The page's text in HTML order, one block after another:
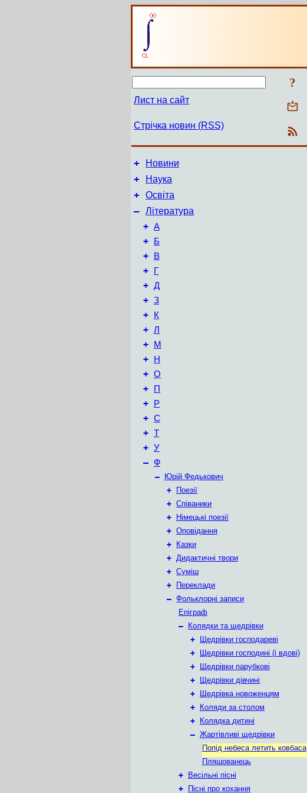
?
Лист на сайт
Стрічка новин (RSS)
+ Новини
+ Наука
+ Освіта
– Література
+ А
+ Б
+ В
+ Г
+ Д
+ З
+ К
+ Л
+ М
+ Н
+ О
+ П
+ Р
+ С
+ Т
+ У
– Ф
–
Юрій Федькович
+
Поезії
+ Співаники
+
Німецькі поезії
+ Оповідання
+
Казки
+ Дидактичні твори
+ Суміш
+
Переклади
– Фольклорні записи
Епіграф
–
Колядки та щедрівки
+
Щедрівки господареві
+
Щедрівки господині (і вдові)
+
Щедрівки парубкові
+
Щедрівки дівчині
+
Щедрівка новоженцям
+
Коляди за столом
+
Колядка дитині
– Жартівливі щедрівки
Попід небеса летить ковбаса
Пляшованець
+
Весільні пісні
+
Пісні про кохання